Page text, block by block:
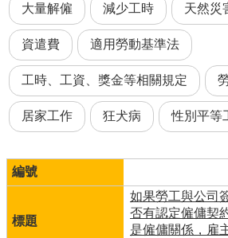
大量解僱 減少工時 天然災
資遣費 適用勞動基準法
工時、工資、獎金等相關規定
居家工作 狂犬病 性別平等
如果勞工與公司
否有認定僱傭契
是僱傭關係，雇